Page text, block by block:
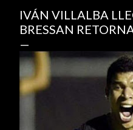
IVÁN VILLALBA
BRESSAN